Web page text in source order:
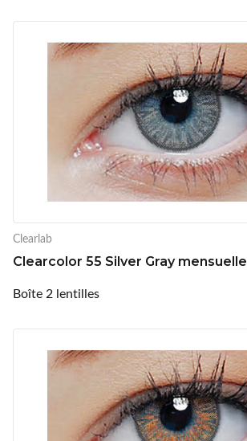
Clearlab
Clearcolor 55 Silver Gray mensuelle
Boîte 2 lentilles